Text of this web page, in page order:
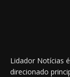
Lidador Notícias
direcionado